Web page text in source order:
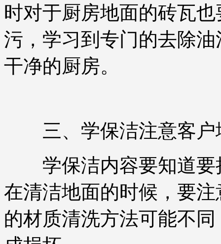
时对于厨房地面的砖瓦
污，学习到专门的去除
干净的厨房。
三、学保洁注意客户
学保洁内容要知道要
在清洁地面的时候，要
的材质清洗方法可能不